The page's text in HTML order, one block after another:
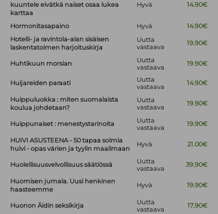
kuuntele eivätkä naiset osaa lukea
karttaa
Hyvä 14.90€
Hormonitasapaino Hyvä
14.90€
Hotelli- ja ravintola-alan sisäisen
laskentatoimen harjoituskirja
Uutta
vastaava
19.90€
Huhtikuun morsian
Uutta
vastaava
19.90€
Huijareiden paraati
Uutta
vastaava
14.90€
Huippuluokka : miten suomalaista
koulua johdetaan?
Uutta
vastaava
19.90€
Huippunaiset : menestystarinoita
Uutta
vastaava
19.90€
HUIVI ASUSTEENA - 50 tapaa solmia
huivi - opas värien ja tyylin maailmaan
Hyvä 21.00€
Huolellisuusvelvollisuus säätiössä
Uutta
vastaava
39.90€
Huomisen jumala. Uusi henkinen
haasteemme
Hyvä 19.90€
Huonon Äidin seksikirja
Uutta
vastaava
17.90€